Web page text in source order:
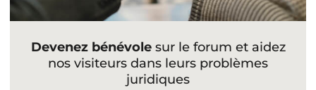
Devenez bénévolesur le forum et aidez
nos visiteurs dans leurs problèmes
juridiques